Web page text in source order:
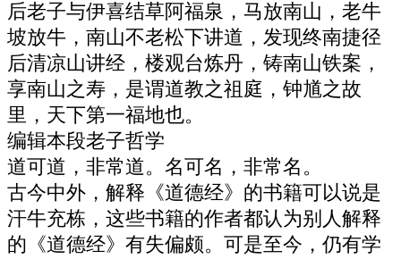
后老子与伊喜结草阿福泉，马放南山，老牛
坡放牛，南山不老松下讲道，发现终南捷径
后清凉山讲经，楼观台炼丹，铸南山铁案，
享南山之寿，是谓道教之祖庭，钟馗之故
里，天下第一福地也。
编辑本段老子哲学
道可道，非常道。名可名，非常名。
古今中外，解释《道德经》的书籍可以说是
汗牛充栋，这些书籍的作者都认为别人解释
的《道德经》有失偏颇。可是至今，仍有学